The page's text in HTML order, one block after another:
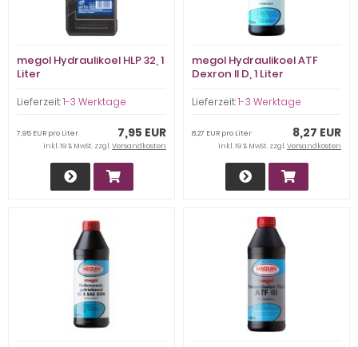
megol Hydraulikoel HLP 32, 1
Liter
Lieferzeit:1-3 Werktage
7,95 EUR
7,95 EUR pro Liter
inkl. 19 % MwSt. zzgl.Versandkosten
megol Hydraulikoel ATF
Dexron II D, 1 Liter
Lieferzeit:1-3 Werktage
8,27 EUR
8,27 EUR pro Liter
inkl. 19 % MwSt. zzgl.Versandkosten